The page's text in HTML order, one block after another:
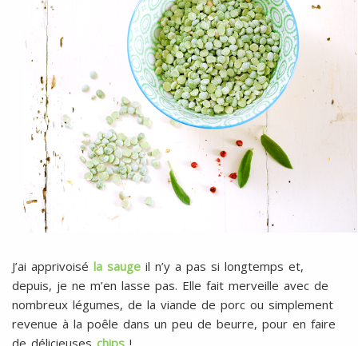
J’ai apprivoisé la sauge il n’y a pas si longtemps et,
depuis, je ne m’en lasse pas. Elle fait merveille avec de
nombreux légumes, de la viande de porc ou simplement
revenue à la poêle dans un peu de beurre, pour en faire